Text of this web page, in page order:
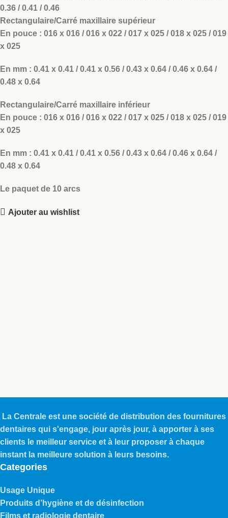
0.36 / 0.41 / 0.46
Rectangulaire/Carré maxillaire supérieur
En pouce : 016 x 016 / 016 x 022 / 017 x 025 / 018 x 025 / 019
x 025
En mm : 0.41 x 0.41 / 0.41 x 0.56 / 0.43 x 0.64 / 0.46 x 0.64 /
0.48 x 0.64
Rectangulaire/Carré maxillaire inférieur
En pouce : 016 x 016 / 016 x 022 / 017 x 025 / 018 x 025 / 019
x 025
En mm : 0.41 x 0.41 / 0.41 x 0.56 / 0.43 x 0.64 / 0.46 x 0.64 /
0.48 x 0.64
Le paquet de 10 arcs
Ajouter au wishlist
La Centrale est une société de distribution des fournitures
dentaires qui s'engage, jour après jour, à apporter à ses
clients le meilleur service et à leur proposer à chaque
instant la meilleure solution à leurs besoins.
Categories
Usage Unique
Produits d’hygiène et de désinfection
Films et radiologie dentaire